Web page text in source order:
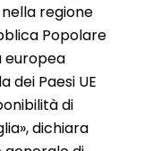
regione
Popolare
europea
dei Paesi UE
di
dichiara